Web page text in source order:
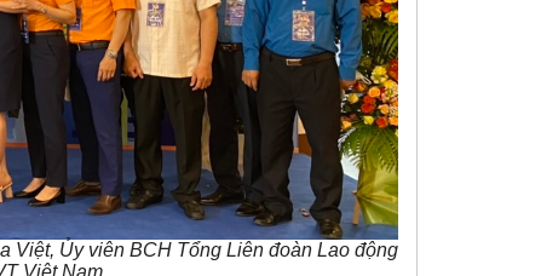
Việt, Ủy viên BCH Tổng Liên đoàn Lao động
Việt Nam.